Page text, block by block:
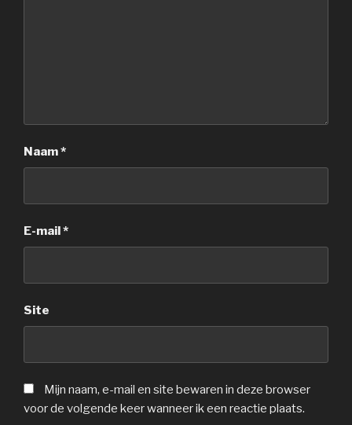
Naam*
E-mail *
Site
Mijn naam, e-mail en site bewaren in deze browser
voor de volgende keer wanneer ik een reactie plaats.